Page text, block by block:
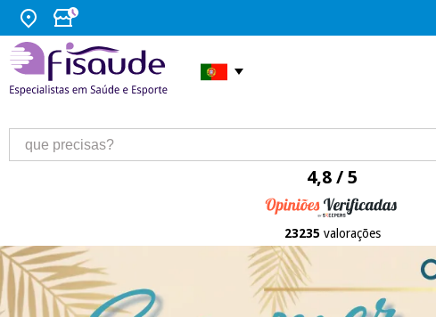
4,8 / 5
23235 valorações